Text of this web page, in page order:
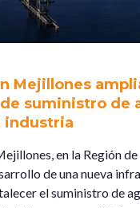
Mejillones
suministro de
industria
en la Región
de una nueva
el suministro de